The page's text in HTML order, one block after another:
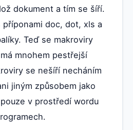
dokument a tím se šíří.
příponami doc, dot, xls a
Teď se makroviry
mnohem pestřejší
se nešíří necháním
jiným způsobem jako
v prostředí wordu